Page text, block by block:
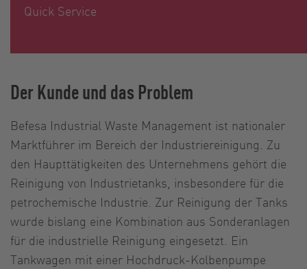
Quick Service
Der Kunde und das Problem
Befesa Industrial Waste Management ist nationaler
Marktführer im Bereich der Industriereinigung. Zu
den Haupttätigkeiten des Unternehmens gehört die
Reinigung von Industrietanks, insbesondere für die
petrochemische Industrie. Zur Reinigung der Tanks
wurde bislang eine Kombination aus Sonderanlagen
für die industrielle Reinigung eingesetzt. Ein
Tankwagen mit einer Hochdruck-Kolbenpumpe